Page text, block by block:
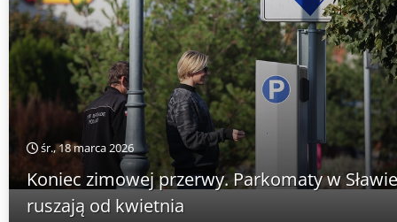
śr., 18 marca 2026
Koniec zimowej przerwy. Parkomaty w Sławie
ruszają od kwietnia